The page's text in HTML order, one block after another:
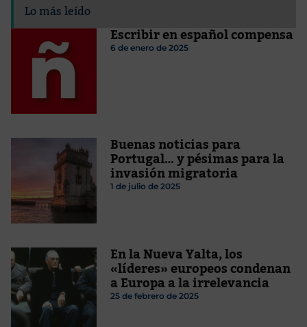
Lo más leído
Escribir en español compensa
6 de enero de 2025
Buenas noticias para
Portugal… y pésimas para la
invasión migratoria
1 de julio de 2025
En la Nueva Yalta, los
«líderes» europeos condenan
a Europa a la irrelevancia
25 de febrero de 2025